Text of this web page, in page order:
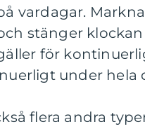
vardagar.
stänger klockan
för
under hela
flera andra